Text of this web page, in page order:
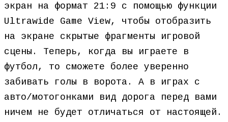
экран на формат 21:9 с помощью функции
Ultrawide Game View, чтобы отобразить
на экране скрытые фрагменты игровой
сцены. Теперь, когда вы играете в
футбол, то сможете более уверенно
забивать голы в ворота. А в играх с
авто/мотогонками вид дорога перед вами
ничем не будет отличаться от настоящей.